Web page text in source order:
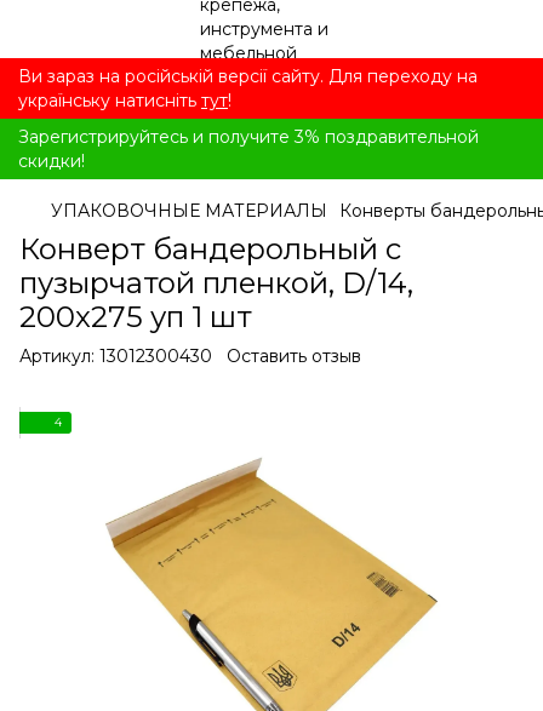
Ви зараз на російській версії сайту. Для переходу на
українську натисніть тут!
Зарегистрируйтесь и получите 3% поздравительной
скидки!
УПАКОВОЧНЫЕ МАТЕРИАЛЫ Конверты
Конверт бандерольный с
пузырчатой ​​пленкой, D/14,
200x275 уп 1 шт
Артикул: 13012300430 Оставить отзыв
4